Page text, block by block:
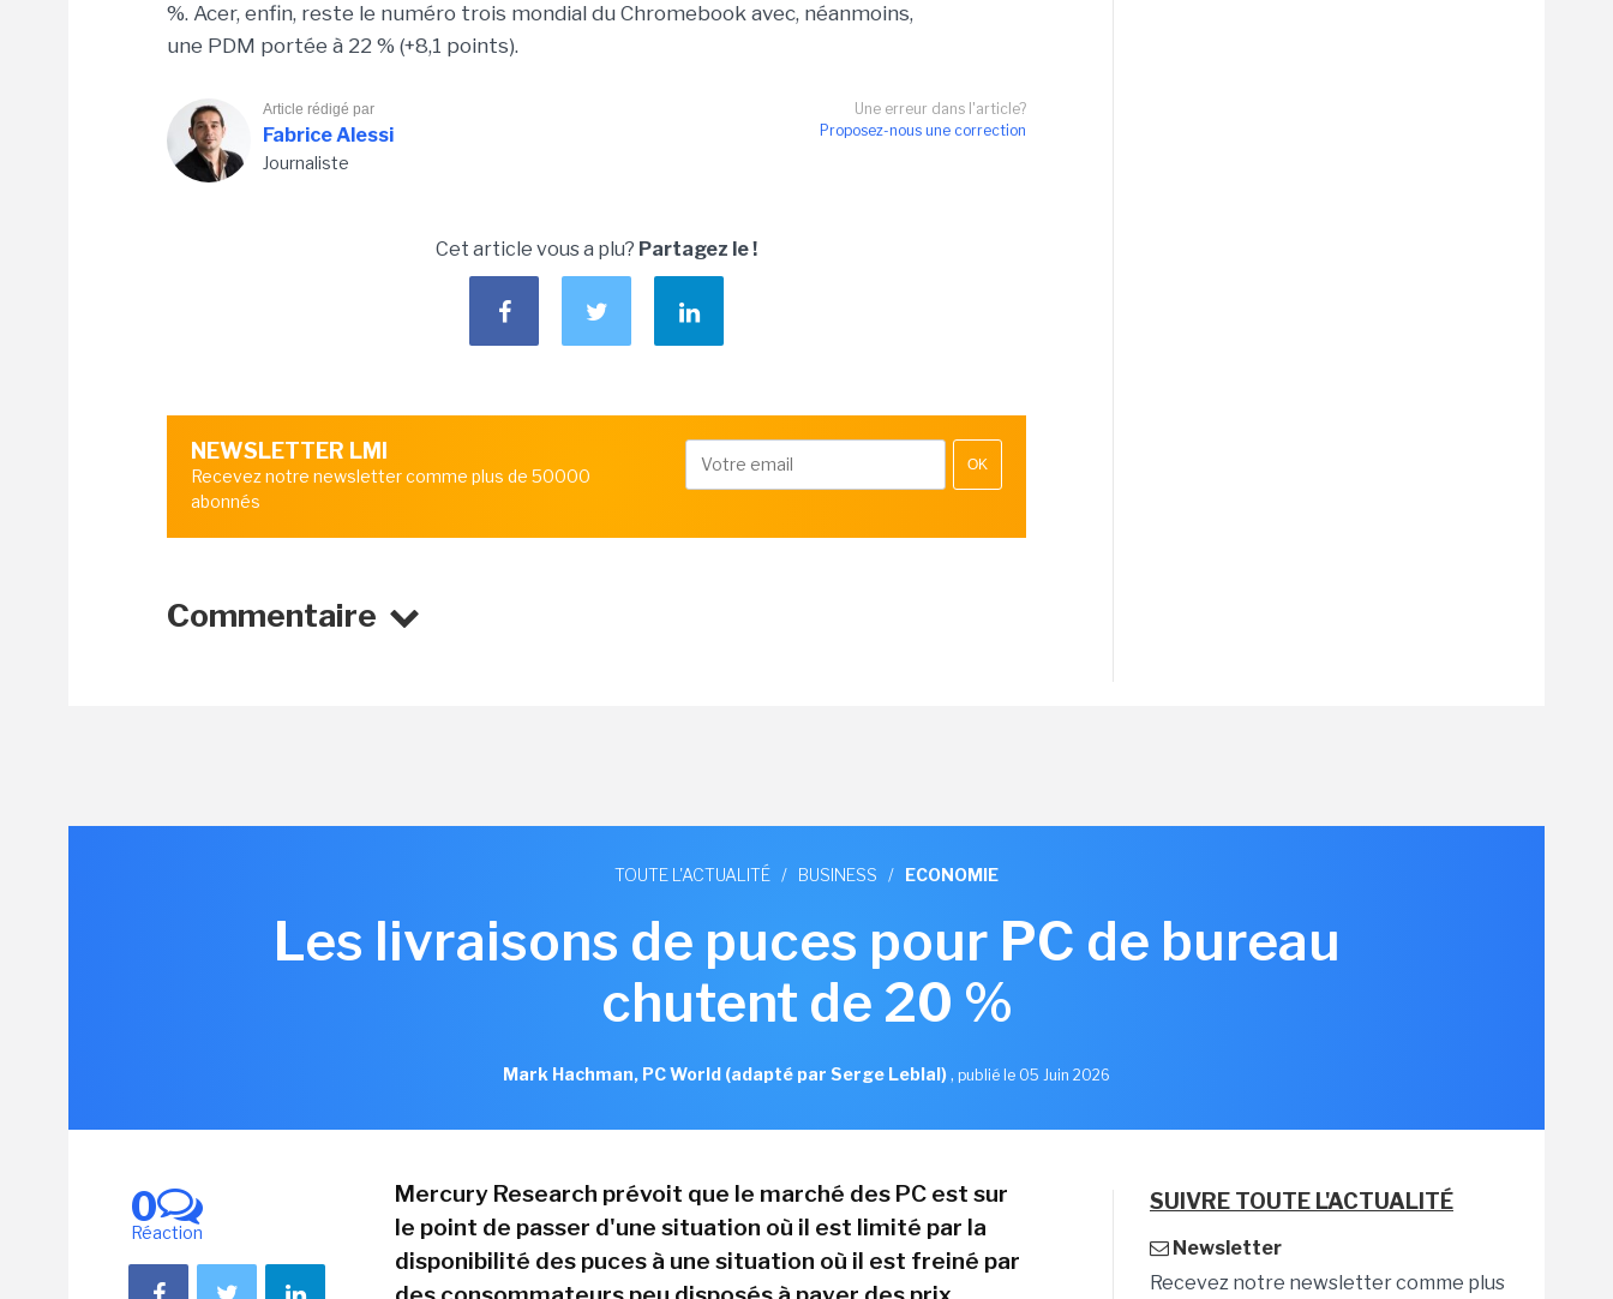
%. Acer, enfin, reste le numéro trois mondial du Chromebook avec, néanmoins,
une PDM portée à 22 % (+8,1 points).
Une erreur dans l'article?
Proposez-nous une correction
Article rédigé par
Fabrice Alessi
Journaliste
Cet article vous a plu? Partagez le !
NEWSLETTER LMI
Recevez notre newsletter comme plus de 50000
abonnés
OK
Commentaire
TOUTE L'ACTUALITÉ / BUSINESS / ECONOMIE
Les livraisons de puces pour PC de bureau
chutent de 20 %
Mark Hachman, PC World (adapté par Serge Leblal), publié le 05 Juin 2026
0
Réaction
Mercury Research prévoit que le marché des PC est sur
le point de passer d'une situation où il est limité par la
disponibilité des puces à une situation où il est freiné par
SUIVRE TOUTE L'ACTUALITÉ
Newsletter
Recevez notre newsletter comme plus